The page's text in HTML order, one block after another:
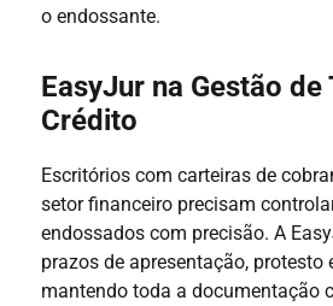
o endossante.
EasyJur na Gestão
Crédito
Escritórios com carteiras de
setor financeiro precisam
endossados com precisão. A
prazos de apresentação, protesto
mantendo toda a documentação